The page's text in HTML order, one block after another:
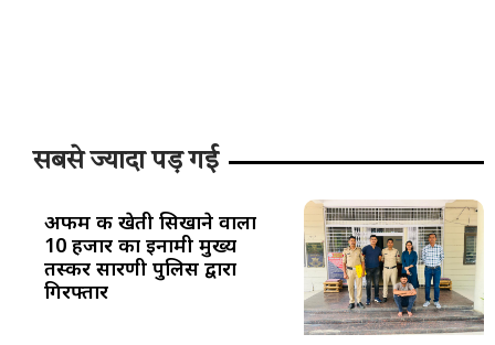
सबसे ज्यादा पड़ गई
अफीम की खेती सिखाने वाला
10 हजार का इनामी मुख्य
तस्कर सारणी पुलिस द्वारा
गिरफ्तार